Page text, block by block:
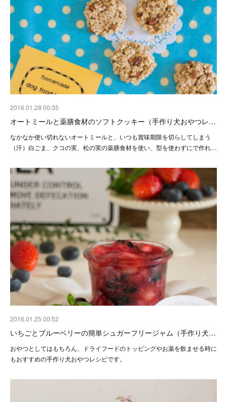
2016.01.28 00:35
オートミールと薬膳食材のソフトクッキー（手作り犬おやつレ…
なかなか使い切れないオートミールと、いつも賞味期限を切らしてしまう
（汗）白ごま、クコの実、松の実の薬膳食材を使い、型を使わずにで作れ…
2016.01.25 00:52
いちごとブルーベリーの簡単シュガーフリージャム（手作り犬…
おやつとしてはもちろん、ドライフードのトッピングやお薬を飲ませる時に
もおすすめの手作り犬おやつレシピです。